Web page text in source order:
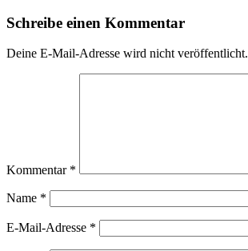
Schreibe einen Kommentar
Deine E-Mail-Adresse wird nicht veröffentlicht.
Kommentar *
Name *
E-Mail-Adresse *